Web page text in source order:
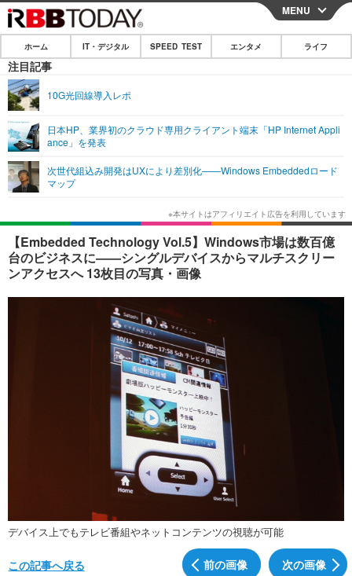
CLOSE
ホーム
IT・デジタル
ネタ
ショッピング その他
SPEED TEST
エンタメ
エンタメTOP
韓国・芸能
音楽 スポーツ
グラビア
ショッピング
ライフ
ライフTOP グルメ
ペット ショッピング
その他
リリース一覧
プッシュ通知の停止方法
MENU
ホーム IT・デジタル SPEED TEST エンタメ ライフ
注目記事
10G光回線導入レポ
日本HP、業界初のクラウド専用クライアント端末「HP Internet Appli
ance」を発表
次世代組込み開発はUXにより差別化——Windows Embeddedロード
マップ
【Embedded Technology Vol.5】Windows市場は数百億
台のビジネスに——シングルデバイスからマルチスクリー
ンアクセスへ 13枚目の写真・画像
デバイス上でもテレビ番組やネットコンテンツの視聴が可能
前の画像 次の画像
この記事へ戻る